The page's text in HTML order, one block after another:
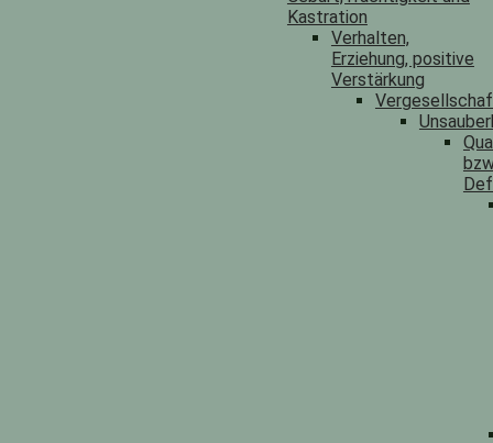
Kastration
Verhalten,
Erziehung, positive
Verstärkung